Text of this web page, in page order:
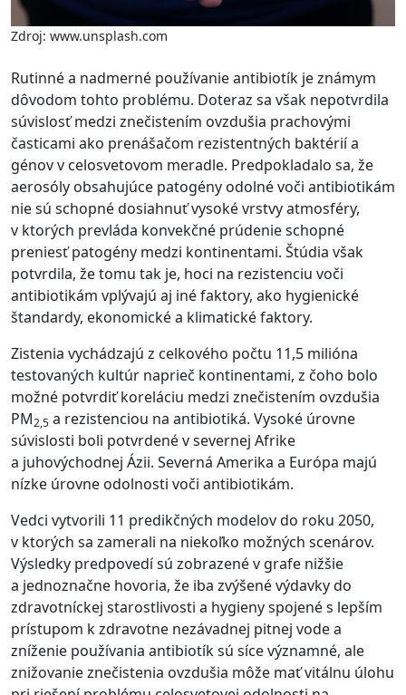
Zdroj: www.unsplash.com
Rutinné a nadmerné používanie antibiotík je známym
dôvodom tohto problému. Doteraz sa však nepotvrdila
súvislosť medzi znečistením ovzdušia prachovými
časticami ako prenášačom rezistentných baktérií a
génov v celosvetovom meradle. Predpokladalo sa, že
aerosóly obsahujúce patogény odolné voči antibiotikám
nie sú schopné dosiahnuť vysoké vrstvy atmosféry,
v ktorých prevláda konvekčné prúdenie schopné
preniesť patogény medzi kontinentami. Štúdia však
potvrdila, že tomu tak je, hoci na rezistenciu voči
antibiotikám vplývajú aj iné faktory, ako hygienické
štandardy, ekonomické a klimatické faktory.
Zistenia vychádzajú z celkového počtu 11,5 milióna
testovaných kultúr naprieč kontinentami, z čoho bolo
možné potvrdiť koreláciu medzi znečistením ovzdušia
PM2,5 a rezistenciou na antibiotiká. Vysoké úrovne
súvislosti boli potvrdené v severnej Afrike
a juhovýchodnej Ázii. Severná Amerika a Európa majú
nízke úrovne odolnosti voči antibiotikám.
Vedci vytvorili 11 predikčných modelov do roku 2050,
v ktorých sa zamerali na niekoľko možných scenárov.
Výsledky predpovedí sú zobrazené v grafe nižšie
a jednoznačne hovoria, že iba zvýšené výdavky do
zdravotníckej starostlivosti a hygieny spojené s lepším
prístupom k zdravotne nezávadnej pitnej vode a
zníženie používania antibiotík sú síce významné, ale
znižovanie znečistenia ovzdušia môže mať vitálnu úlohu